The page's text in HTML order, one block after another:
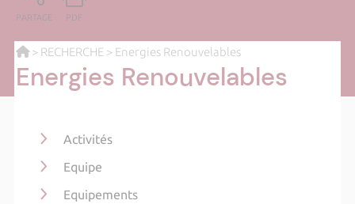
PARTAGE PDF
> RECHERCHE > Energies Renouvelables
Energies Renouvelables
Activités
Equipe
Equipements